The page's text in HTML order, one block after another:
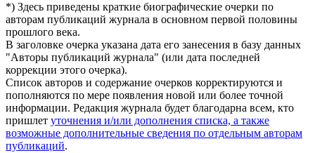
*) Здесь приведены краткие биографические очерки по
авторам публикаций журнала в основном первой половины
прошлого века.
В заголовке очерка указана дата его занесения в базу данных
"Авторы публикаций журнала" (или дата последней
коррекции этого очерка).
Список авторов и содержание очерков корректируются и
пополняются по мере появления новой или более точной
информации. Редакция журнала будет благодарна всем, кто
пришлет уточнения и/или дополнения списка, а также
возможные дополнительные сведения по отдельным авторам
публикаций.